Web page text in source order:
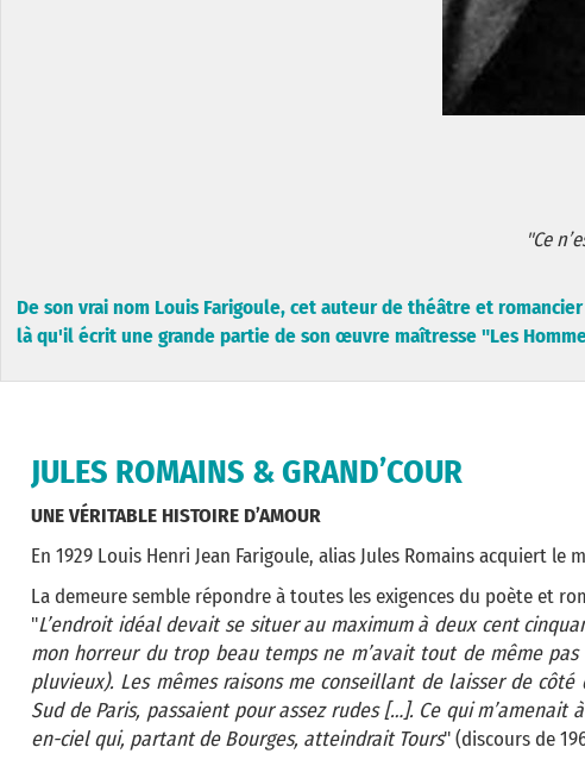
"Ce
De son vrai nom Louis Farigoule, cet auteur de théâtre et
là qu'il écrit une grande partie de son œuvre maîtresse "Les
JULES ROMAINS & GRAND’COUR
UNE VÉRITABLE HISTOIRE D’AMOUR
En 1929 Louis Henri Jean Farigoule, alias Jules Romains acquiert le
La demeure semble répondre à toutes les exigences du poète et
"L’endroit idéal devait se situer au maximum à deux cent
mon horreur du trop beau temps ne m’avait tout de même
pluvieux). Les mêmes raisons me conseillant de laisser de
Sud de Paris, passaient pour assez rudes […]. Ce qui
en-ciel qui, partant de Bourges, atteindrait Tours" (discours de